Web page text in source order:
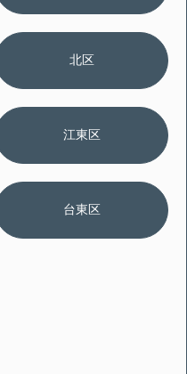
北区
江東区
台東区